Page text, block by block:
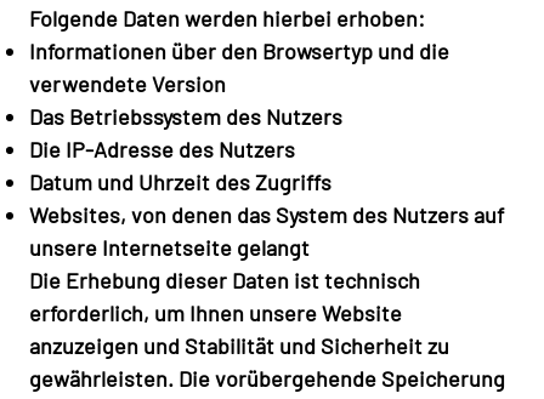
Folgende Daten werden hierbei erhoben:
Informationen über den Browsertyp und die
verwendete Version
Das Betriebssystem des Nutzers
Die IP-Adresse des Nutzers
Datum und Uhrzeit des Zugriffs
Websites, von denen das System des Nutzers auf
unsere Internetseite gelangt
Die Erhebung dieser Daten ist technisch
erforderlich, um Ihnen unsere Website
anzuzeigen und Stabilität und Sicherheit zu
gewährleisten. Die vorübergehende Speicherung